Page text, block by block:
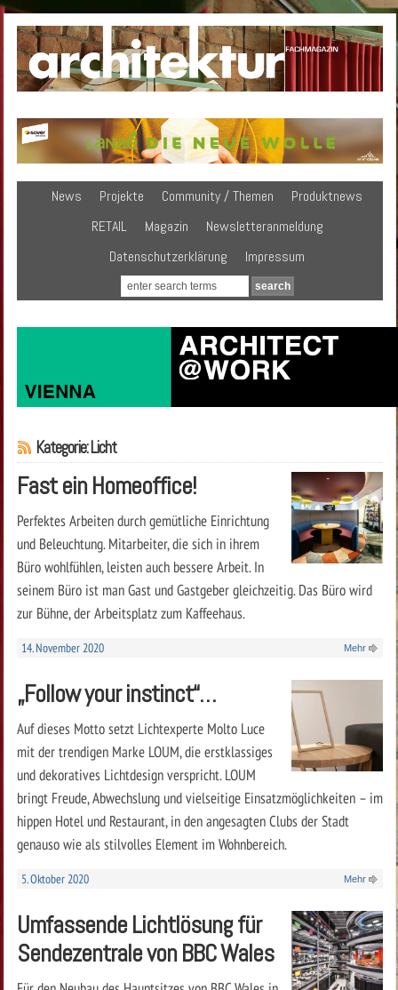
News Projekte Community / Themen
Produktnews
RETAIL
Magazin
Newsletteranmeldung
Datenschutzerklärung
Impressum
Kategorie: Licht
Fast ein Homeoffice!
Perfektes Arbeiten durch gemütliche Einrichtung
und Beleuchtung. Mitarbeiter, die sich in ihrem
Büro wohlfühlen, leisten auch bessere Arbeit. In
seinem Büro ist man Gast und Gastgeber gleichzeitig. Das Büro wird
zur Bühne, der Arbeitsplatz zum Kaffeehaus.
14. November 2020 Mehr
„Follow your instinct“…
Auf dieses Motto setzt Lichtexperte Molto Luce
mit der trendigen Marke LOUM, die erstklassiges
und dekoratives Lichtdesign verspricht. LOUM
bringt Freude, Abwechslung und vielseitige Einsatzmöglichkeiten – im
hippen Hotel und Restaurant, in den angesagten Clubs der Stadt
genauso wie als stilvolles Element im Wohnbereich.
5. Oktober 2020 Mehr
Umfassende Lichtlösung für
Sendezentrale von BBC Wales